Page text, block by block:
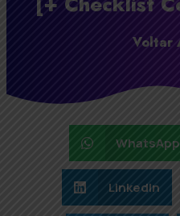
Voltar
WhatsApp
LinkedIn